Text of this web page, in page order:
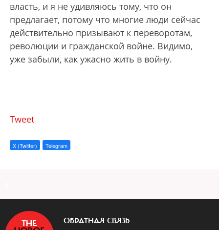
власть, и я не удивляюсь тому, что он
предлагает, потому что многие люди сейчас
действительно призывают к переворотам,
революции и гражданской войне. Видимо,
уже забыли, как ужасно жить в войну.
Tweet
X (Twitter) Telegram
ОБРАТНАЯ СВЯЗЬ